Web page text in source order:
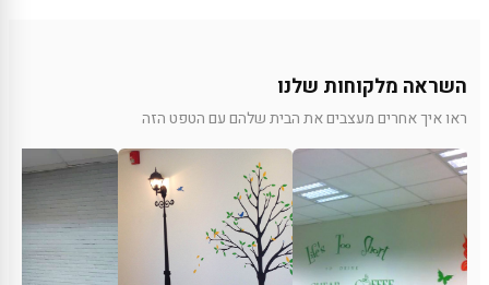
השראה מלקוחות שלנו
ראו איך אחרים מעצבים את הבית שלהם עם הטפט הזה